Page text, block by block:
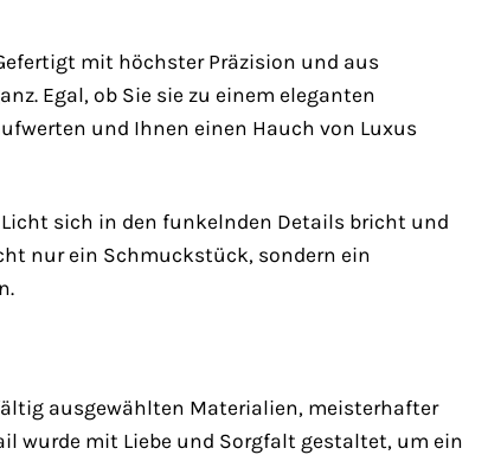
mit höchster Präzision und aus
Egal, ob Sie sie zu einem eleganten
und Ihnen einen Hauch von Luxus
sich in den funkelnden Details bricht und
nur ein Schmuckstück, sondern ein
ausgewählten Materialien, meisterhafter
wurde mit Liebe und Sorgfalt gestaltet, um ein